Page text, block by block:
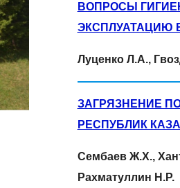
ВОПРОСЫ
ЭКСПЛУАТАЦИЮ
Луценко Л.А.,
ЗАГРЯЗНЕНИЕ
РЕСПУБЛИК
Сембаев Ж.Х.,
Рахматуллин Н.Р.